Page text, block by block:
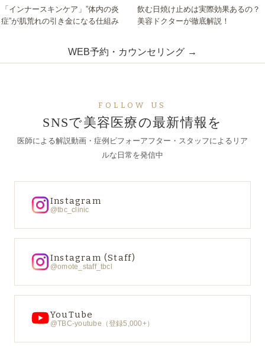
▶
「インナースキンケア」”体内の炎
症”が肌荒れの引き金になる仕組み
▶
飲む日焼け止めは実際効果あるの？
美容ドクターが徹底解説！
WEB予約・カウンセリング →
FOLLOW US
SNSで美容医療の最新情報を
医師による解説動画・症例ビフォーアフター・スタッフによるリア
ルな日常を発信中
Instagram
@tbc_clinic
Instagram (Staff)
@omote_staff_tbcl
YouTube
@TBC-youtube（登録5,000+）